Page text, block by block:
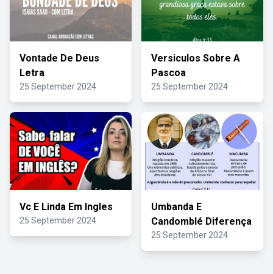
Vontade De Deus
Letra
25 September 2024
Versiculos Sobre A
Pascoa
25 September 2024
Vc E Linda Em Ingles
25 September 2024
Umbanda E
Candomblé Diferença
25 September 2024